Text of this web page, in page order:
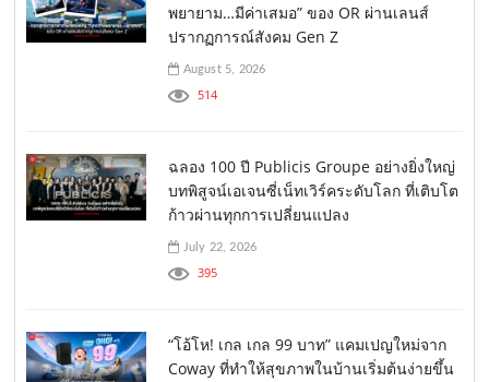
พยายาม…มีค่าเสมอ” ของ OR ผ่านเลนส์
ปรากฏการณ์สังคม Gen Z
August 5, 2026
514
ฉลอง 100 ปี Publicis Groupe อย่างยิ่งใหญ่
บทพิสูจน์เอเจนซี่เน็ทเวิร์คระดับโลก ที่เติบโต
ก้าวผ่านทุกการเปลี่ยนแปลง
July 22, 2026
395
“โอ้โห! เกล เกล 99 บาท” แคมเปญใหม่จาก
Coway ที่ทำให้สุขภาพในบ้านเริ่มต้นง่ายขึ้น